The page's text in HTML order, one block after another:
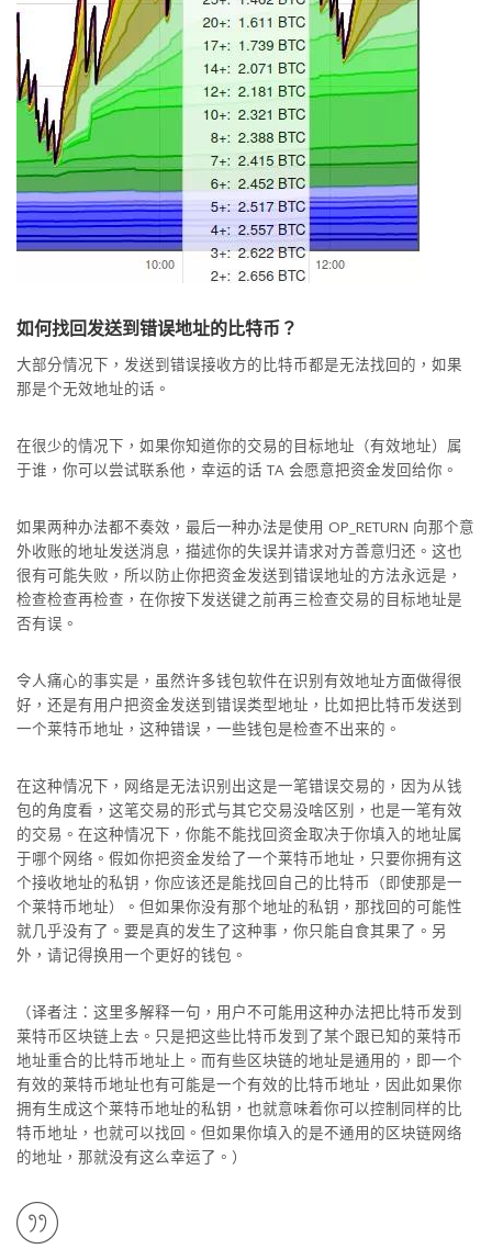
如何找回发送到错误地址的比特币？
大部分情况下，发送到错误接收方的比特币都是无法找回的，如果
那是个无效地址的话。
在很少的情况下，如果你知道你的交易的目标地址（有效地址）属
于谁，你可以尝试联系他，幸运的话 TA 会愿意把资金发回给你。
如果两种办法都不奏效，最后一种办法是使用 OP_RETURN 向那个意
外收账的地址发送消息，描述你的失误并请求对方善意归还。这也
很有可能失败，所以防止你把资金发送到错误地址的方法永远是，
检查检查再检查，在你按下发送键之前再三检查交易的目标地址是
否有误。
令人痛心的事实是，虽然许多钱包软件在识别有效地址方面做得很
好，还是有用户把资金发送到错误类型地址，比如把比特币发送到
一个莱特币地址，这种错误，一些钱包是检查不出来的。
在这种情况下，网络是无法识别出这是一笔错误交易的，因为从钱
包的角度看，这笔交易的形式与其它交易没啥区别，也是一笔有效
的交易。在这种情况下，你能不能找回资金取决于你填入的地址属
于哪个网络。假如你把资金发给了一个莱特币地址，只要你拥有这
个接收地址的私钥，你应该还是能找回自己的比特币（即使那是一
个莱特币地址）。但如果你没有那个地址的私钥，那找回的可能性
就几乎没有了。要是真的发生了这种事，你只能自食其果了。另
外，请记得换用一个更好的钱包。
（译者注：这里多解释一句，用户不可能用这种办法把比特币发到
莱特币区块链上去。只是把这些比特币发到了某个跟已知的莱特币
地址重合的比特币地址上。而有些区块链的地址是通用的，即一个
有效的莱特币地址也有可能是一个有效的比特币地址，因此如果你
拥有生成这个莱特币地址的私钥，也就意味着你可以控制同样的比
特币地址，也就可以找回。但如果你填入的是不通用的区块链网络
的地址，那就没有这么幸运了。）